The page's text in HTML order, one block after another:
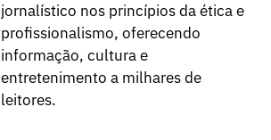
jornalístico nos princípios da ética e
profissionalismo, oferecendo
informação, cultura e
entretenimento a milhares de
leitores.